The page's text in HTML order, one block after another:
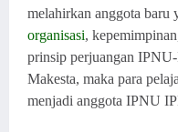
melahirkan anggota baru
organisasi,
prinsip perjuangan
Makesta, maka para
menjadi anggota IPNU